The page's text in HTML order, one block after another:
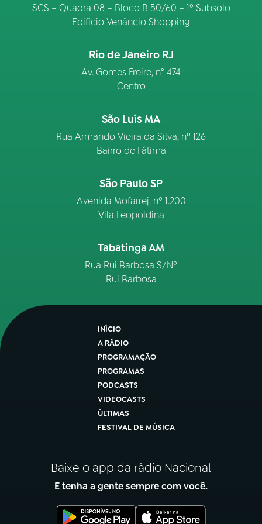
SCS – Quadra 08 – Bloco B 50/60 – 1º Subsolo
Edifício Venâncio Shopping
Rio de Janeiro RJ
Av. Gomes Freire, n° 474
Centro
São Luís MA
Rua Armando Vieira da Silva, nº 126
Bairro de Fátima
São Paulo SP
Avenida Mofarrej, nº 1.200
Vila Leopoldina
Tabatinga AM
Rua Rui Barbosa S/Nº
Rui Barbosa
INÍCIO
A RÁDIO
PROGRAMAÇÃO
PROGRAMAS
PODCASTS
VIDEOCASTS
ÚLTIMAS
FESTIVAL DE MÚSICA
Baixe o app da rádio Nacional
E tenha a gente sempre com você.